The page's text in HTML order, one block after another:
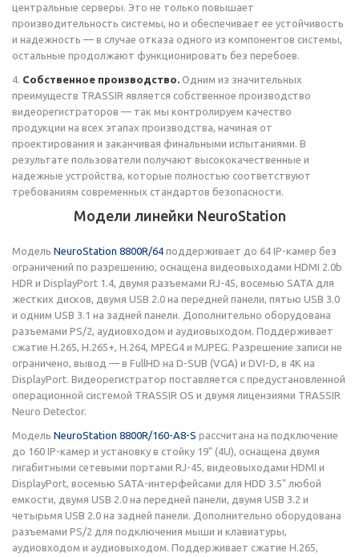
центральные серверы. Это не только повышает
производительность системы, но и обеспечивает ее устойчивость
и надежность — в случае отказа одного из компонентов системы,
остальные продолжают функционировать без перебоев.
4. Собственное производство. Одним из значительных
преимуществ TRASSIR является собственное производство
видеорегистраторов — так мы контролируем качество
продукции на всех этапах производства, начиная от
проектирования и заканчивая финальными испытаниями. В
результате пользователи получают высококачественные и
надежные устройства, которые полностью соответствуют
требованиям современных стандартов безопасности.
Модели линейки NeuroStation
Модель NeuroStation 8800R/64 поддерживает до 64 IP-камер без
ограничений по разрешению, оснащена видеовыходами HDMI 2.0b
HDR и DisplayPort 1.4, двумя разъемами RJ-45, восемью SATA для
жестких дисков, двумя USB 2.0 на передней панели, пятью USB 3.0
и одним USB 3.1 на задней панели. Дополнительно оборудована
разъемами PS/2, аудиовходом и аудиовыходом. Поддерживает
сжатие H.265, H.265+, H.264, MPEG4 и MJPEG. Разрешение записи не
ограничено, вывод — в FullHD на D-SUB (VGA) и DVI-D, в 4K на
DisplayPort. Видеорегистратор поставляется с предустановленной
операционной системой TRASSIR OS и двумя лицензиями TRASSIR
Neuro Detector.
Модель NeuroStation 8800R/160-A8-S рассчитана на подключение
до 160 IP-камер и установку в стойку 19" (4U), оснащена двумя
гигабитными сетевыми портами RJ-45, видеовыходами HDMI и
DisplayPort, восемью SATA-интерфейсами для HDD 3.5" любой
емкости, двумя USB 2.0 на передней панели, двумя USB 3.2 и
четырьмя USB 2.0 на задней панели. Дополнительно оборудована
разъемами PS/2 для подключения мыши и клавиатуры,
аудиовходом и аудиовыходом. Поддерживает сжатие H.265,